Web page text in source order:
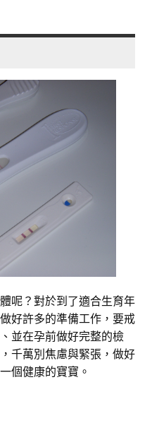
呢？對於到了適合生育年
好許多的準備工作，要戒
並在孕前做好完整的檢
千萬別焦慮與緊張，做好
個健康的寶寶。